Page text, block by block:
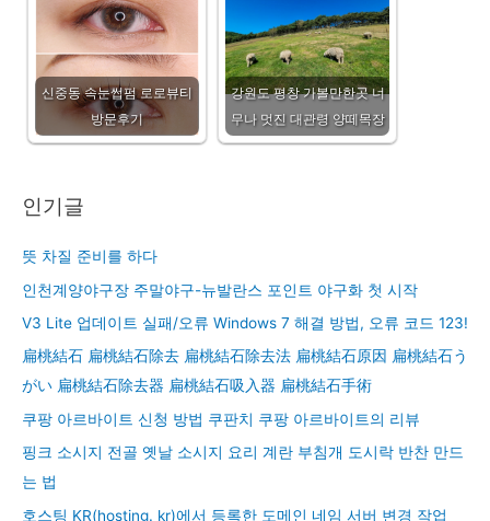
신중동 속눈썹펌 로로뷰티
방문후기
강원도 평창 가볼만한곳 너
무나 멋진 대관령 양떼목장
인기글
뜻 차질 준비를 하다
인천계양야구장 주말야구-뉴발란스 포인트 야구화 첫 시작
V3 Lite 업데이트 실패/오류 Windows 7 해결 방법, 오류 코드 123!
扁桃結石 扁桃結石除去 扁桃結石除去法 扁桃結石原因 扁桃結石う
がい 扁桃結石除去器 扁桃結石吸入器 扁桃結石手術
쿠팡 아르바이트 신청 방법 쿠판치 쿠팡 아르바이트의 리뷰
핑크 소시지 전골 옛날 소시지 요리 계란 부침개 도시락 반찬 만드
는 법
호스팅 KR(hosting. kr)에서 등록한 도메인 네임 서버 변경 작업